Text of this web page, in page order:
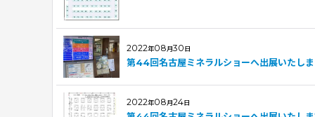
2022年08月30日
第44回名古屋ミネラルショーへ出展いたし
2022年08月24日